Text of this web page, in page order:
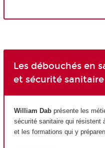
Les débouchés en
et sécurité sanitaire
William Dab présente les
sécurité sanitaire qui résistent
et les formations qui y